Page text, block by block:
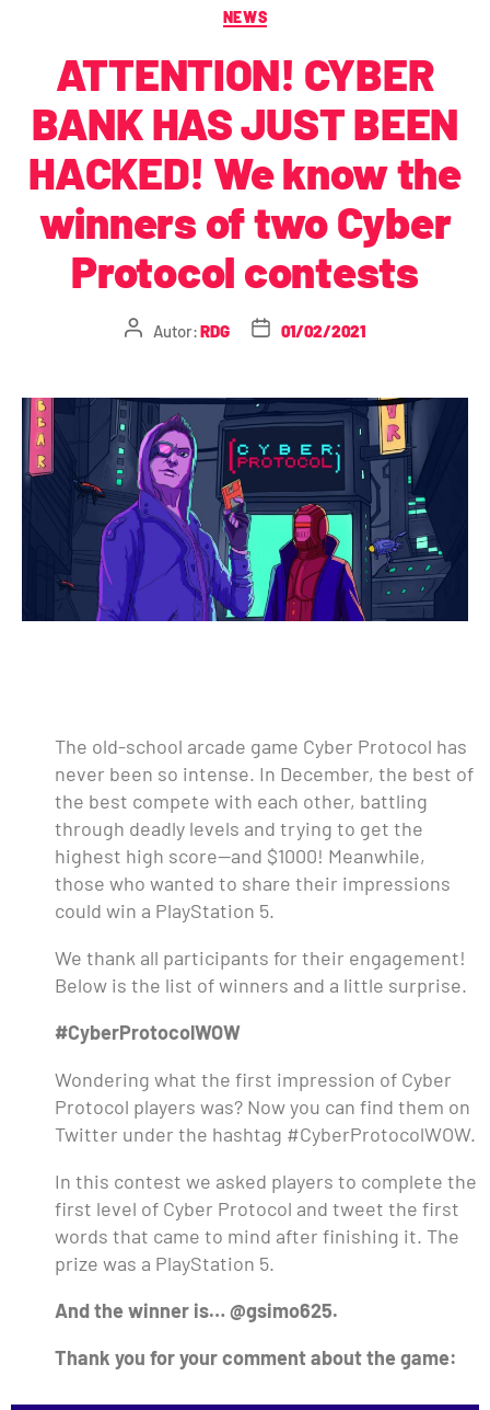
NEWS
ATTENTION! CYBER
BANK HAS JUST BEEN
HACKED! We know the
winners of two Cyber
Protocol contests
Autor:RDG 01/02/2021
The old-school arcade game Cyber Protocol has
never been so intense. In December, the best of
the best compete with each other, battling
through deadly levels and trying to get the
highest high score—and $1000! Meanwhile,
those who wanted to share their impressions
could win a PlayStation 5.
We thank all participants for their engagement!
Below is the list of winners and a little surprise.
#CyberProtocolWOW
Wondering what the first impression of Cyber
Protocol players was? Now you can find them on
Twitter under the hashtag #CyberProtocolWOW.
In this contest we asked players to complete the
first level of Cyber Protocol and tweet the first
words that came to mind after finishing it. The
prize was a PlayStation 5.
And the winner is… @gsimo625.
Thank you for your comment about the game: